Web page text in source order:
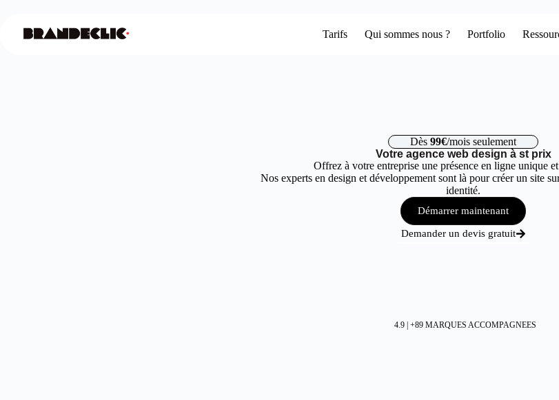
Tarifs Qui sommes nous ? Portfolio
Dès 99€/mois seulement
Votre agence web design à st prix
Offrez à votre entreprise une présence en ligne unique
Nos experts en design et développement sont là pour créer un site
identité.
Démarrer maintenant
Demander un devis gratuit
4.9 | +89 MARQUES ACCOMPAGNEES